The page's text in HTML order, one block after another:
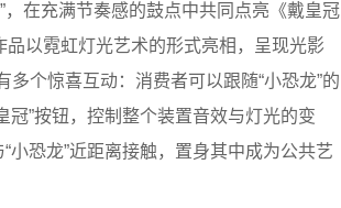
在充满节奏感的鼓点中共同点亮《戴皇冠
以霓虹灯光艺术的形式亮相，呈现光影
个惊喜互动：消费者可以跟随“小恐龙”的
冠”按钮，控制整个装置音效与灯光的变
小恐龙”近距离接触，置身其中成为公共艺